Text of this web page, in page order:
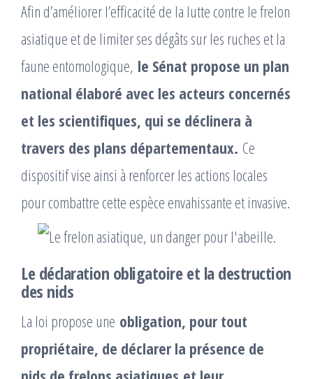
Afin d’améliorer l’efficacité de la lutte contre le frelon
asiatique et de limiter ses dégâts sur les ruches et la
faune entomologique, le Sénat propose un plan
national élaboré avec les acteurs concernés
et les scientifiques, qui se déclinera à
travers des plans départementaux. Ce
dispositif vise ainsi à renforcer les actions locales
pour combattre cette espèce envahissante et invasive.
Le déclaration obligatoire et la destruction
des nids
La loi propose une obligation, pour tout
propriétaire, de déclarer la présence de